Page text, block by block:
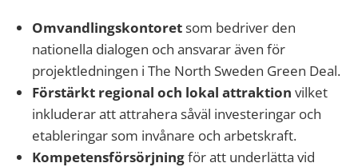
Omvandlingskontoretsom bedriver den
nationella dialogen och ansvarar även för
projektledningen i The North Sweden Green Deal.
Förstärkt regional och lokal attraktion vilket
inkluderar att attrahera såväl investeringar och
etableringar som invånare och arbetskraft.
Kompetensförsörjningför att underlätta vid